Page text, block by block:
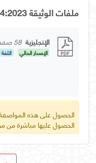
ملفات الوثيقة GSO IEC 63294:2023
الإنجليزية 58 صفحات
الإصدار الحالي
الحصول على هذه المواصفة
الحصول عليها مباشرة من